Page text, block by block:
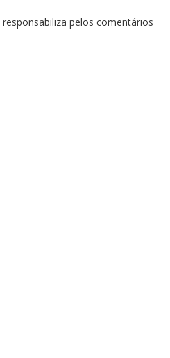
pelos comentários